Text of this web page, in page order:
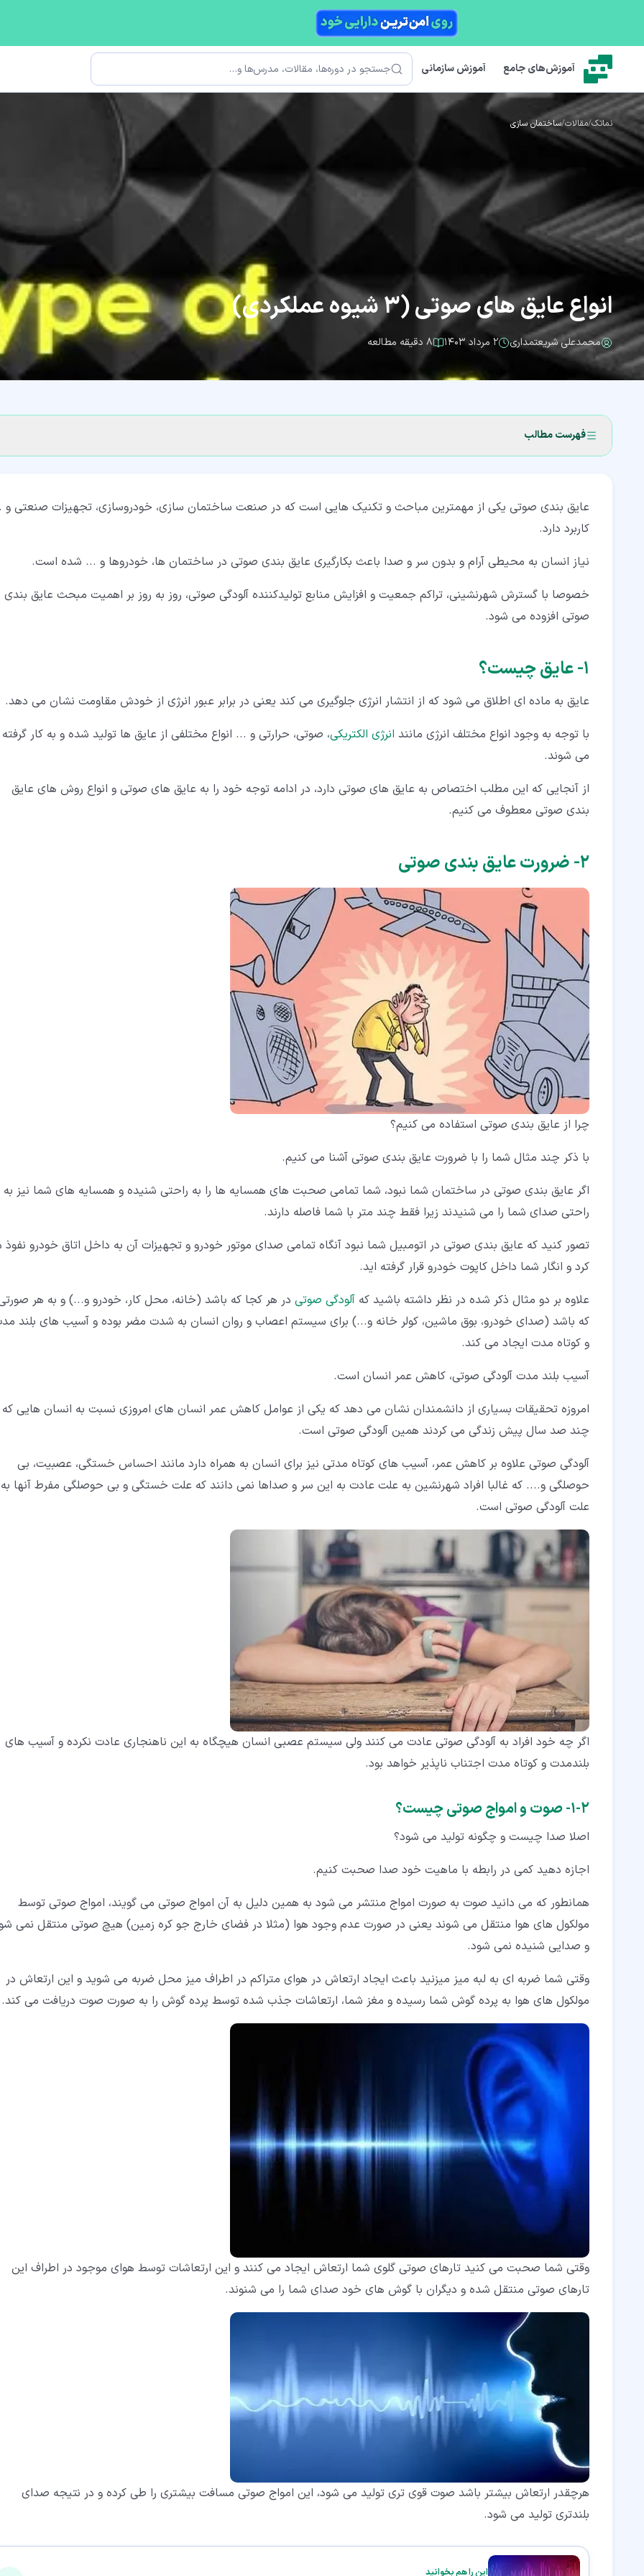
آموزش‌های جامع آموزش سازمانی جستجو
نماتک/مقالات/ساختمان سازی
انواع عایق های صوتی (3 شیوه عملکردی)
محمدعلی شریعتمداری ۲ مرداد ۱۴۰۳ ۸ دقیقه مطالعه
فهرست مطالب
۲‏- ضرورت عایق بندی صوتی
۲‏-‏۱‏- صوت و امواج صوتی چیست؟
۳‏- روش های عایق بندی صوتی
۳‏-‏۱‏- جلوگیری از نفوذ هوا برای عایق بندی صوتی
۳‏-‏۲‏- جلوگیری از انتقال ارتعاشات صوتی
۴‏-‏۲‏- عایق های پخش کننده
۴‏-‏۳‏- عایق های بیس ترپ (bass trap)
۵‏-‏۱‏- نقش یونولیت در عایق بندی صوتی
عایق بندی صوتی یکی از مهمترین مباحث و تکنیک هایی است که در صنعت ساختمان سازی، خودروسازی، تجهیزات صنعتی و
کاربرد دارد.
نیاز انسان به محیطی آرام و بدون سر و صدا باعث بکارگیری عایق بندی صوتی در ساختمان ها، خودروها و ... شده است.
خصوصا با گسترش شهرنشینی، تراکم جمعیت و افزایش منابع تولیدکننده آلودگی صوتی، روز به روز بر اهمیت مبحث عایق بندی
صوتی افزوده می شود.
۱‏- عایق چیست؟
عایق به ماده ای اطلاق می شود که از انتشار انرژی جلوگیری می کند یعنی در برابر عبور انرژی از خودش مقاومت نشان می دهد.
با توجه به وجود انواع مختلف انرژی مانند انرژی الکتریکی، صوتی، حرارتی و ... انواع مختلفی از عایق ها تولید شده و به کار گرفته
می شوند.
از آنجایی که این مطلب اختصاص به عایق های صوتی دارد، در ادامه توجه خود را به عایق های صوتی و انواع روش های عایق
بندی صوتی معطوف می کنیم.
۲‏- ضرورت عایق بندی صوتی
چرا از عایق بندی صوتی استفاده می کنیم؟
با ذکر چند مثال شما را با ضرورت عایق بندی صوتی آشنا می کنیم.
اگر عایق بندی صوتی در ساختمان شما نبود، شما تمامی صحبت های همسایه ها را به راحتی شنیده و همسایه های شما نیز به
راحتی صدای شما را می شنیدند زیرا فقط چند متر با شما فاصله دارند.
تصور کنید که عایق بندی صوتی در اتومبیل شما نبود آنگاه تمامی صدای موتور خودرو و تجهیزات آن به داخل اتاق خودرو
کرد و انگار شما داخل کاپوت خودرو قرار گرفته اید.
علاوه بر دو مثال ذکر شده در نظر داشته باشید که آلودگی صوتی در هر کجا که باشد (خانه، محل کار، خودرو و...) و به هر
که باشد (صدای خودرو، بوق ماشین، کولر خانه و...) برای سیستم اعصاب و روان انسان به شدت مضر بوده و آسیب های بلند
و کوتاه مدت ایجاد می کند.
آسیب بلند مدت آلودگی صوتی، کاهش عمر انسان است.
امروزه تحقیقات بسیاری از دانشمندان نشان می دهد که یکی از عوامل کاهش عمر انسان های امروزی نسبت به انسان هایی که
چند صد سال پیش زندگی می کردند همین آلودگی صوتی است.
آلودگی صوتی علاوه بر کاهش عمر، آسیب های کوتاه مدتی نیز برای انسان به همراه دارد مانند احساس خستگی، عصبیت، بی
حوصلگی و.... که غالبا افراد شهرنشین به علت عادت به این سر و صداها نمی دانند که علت خستگی و بی حوصلگی مفرط آنها به
علت آلودگی صوتی است.
اگر چه خود افراد به آلودگی صوتی عادت می کنند ولی سیستم عصبی انسان هیچگاه به این ناهنجاری عادت نکرده و آسیب های
بلندمدت و کوتاه مدت اجتناب ناپذیر خواهد بود.
۲‏-‏۱‏- صوت و امواج صوتی چیست؟
اصلا صدا چیست و چگونه تولید می شود؟
اجازه دهید کمی در رابطه با ماهیت خود صدا صحبت کنیم.
همانطور که می دانید صوت به صورت امواج منتشر می شود به همین دلیل به آن امواج صوتی می گویند، امواج صوتی توسط
مولکول های هوا منتقل می شوند یعنی در صورت عدم وجود هوا (مثلا در فضای خارج جو کره زمین) هیچ صوتی منتقل نمی
و صدایی شنیده نمی شود.
وقتی شما ضربه ای به لبه میز میزنید باعث ایجاد ارتعاش در هوای متراکم در اطراف میز محل ضربه می شوید و این ارتعاش در
مولکول های هوا به پرده گوش شما رسیده و مغز شما، ارتعاشات جذب شده توسط پرده گوش را به صورت صوت دریافت می کند.
وقتی شما صحبت می کنید تارهای صوتی گلوی شما ارتعاش ایجاد می کنند و این ارتعاشات توسط هوای موجود در اطراف این
تارهای صوتی منتقل شده و دیگران با گوش های خود صدای شما را می شنوند.
هرچقدر ارتعاش بیشتر باشد صوت قوی تری تولید می شود، این امواج صوتی مسافت بیشتری را طی کرده و در نتیجه صدای
بلندتری تولید می شود.
این را هم بخوانید